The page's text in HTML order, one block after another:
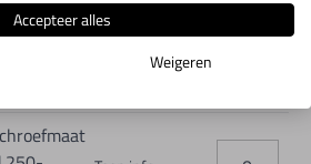
Toon info
Accepteer alles
Weigeren